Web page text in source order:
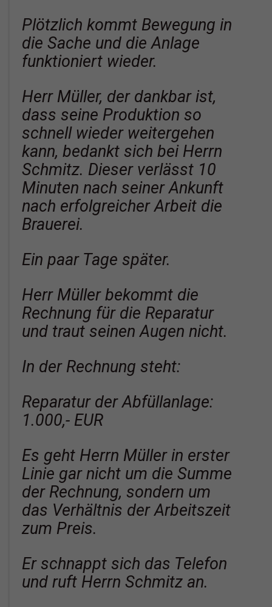
Plötzlich kommt Bewegung in
die Sache und die Anlage
funktioniert wieder.
Herr Müller, der dankbar ist,
dass seine Produktion so
schnell wieder weitergehen
kann, bedankt sich bei Herrn
Schmitz. Dieser verlässt 10
Minuten nach seiner Ankunft
nach erfolgreicher Arbeit die
Brauerei.
Ein paar Tage später.
Herr Müller bekommt die
Rechnung für die Reparatur
und traut seinen Augen nicht.
In der Rechnung steht:
Reparatur der Abfüllanlage:
1.000,- EUR
Es geht Herrn Müller in erster
Linie gar nicht um die Summe
der Rechnung, sondern um
das Verhältnis der Arbeitszeit
zum Preis.
Er schnappt sich das Telefon
und ruft Herrn Schmitz an.